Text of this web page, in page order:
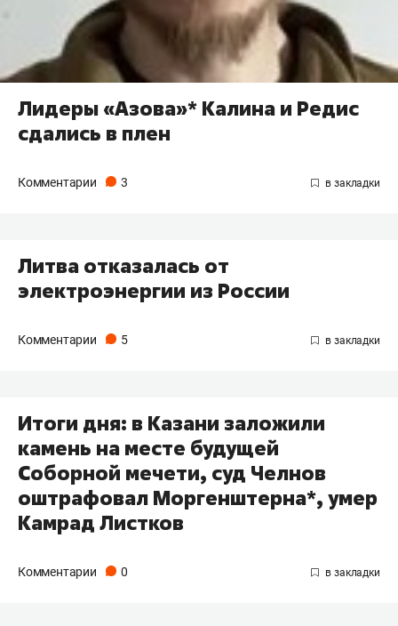
Лидеры «Азова»* Калина и Редис
сдались в плен
Комментарии 3
Литва отказалась от
электроэнергии из России
Комментарии 5
Итоги дня: в Казани заложили​
камень на месте будущей
Соборной мечети, суд Челнов
оштрафовал Моргенштерна*, умер
Камрад Листков
Комментарии 0